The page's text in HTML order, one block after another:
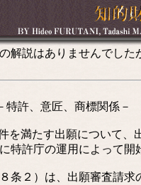
の解説はありませんでした
許、意匠、商標関係－
を満たす出願について、
特許庁の運用によって
条２）は、出願審査請求